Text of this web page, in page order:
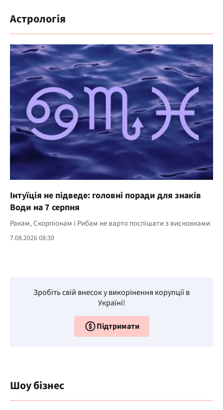
Астрологія
Інтуїція не підведе: головні поради для знаків
Води на 7 серпня
Ракам, Скорпіонам і Рибам не варто поспішати з висновками
7.08.2026 08:30
Зробіть свій внесок у викорінення корупції в
Україні!
Підтримати
Шоу бізнес